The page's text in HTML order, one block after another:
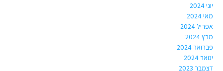
יוני 2024
מאי 2024
אפריל 2024
מרץ 2024
פברואר 2024
ינואר 2024
דצמבר 2023